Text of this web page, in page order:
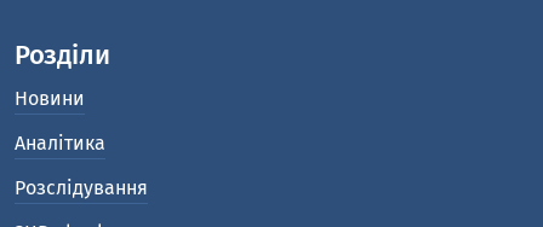
Розділи
Новини
Аналітика
Розслідування